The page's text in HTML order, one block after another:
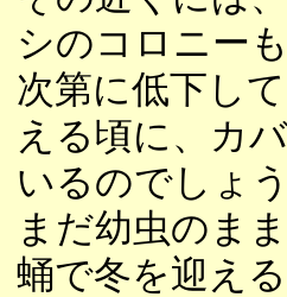
シのコロニー
次第に低下し
える頃に、カ
いるのでしょう
まだ幼虫のま
蛹で冬を迎え